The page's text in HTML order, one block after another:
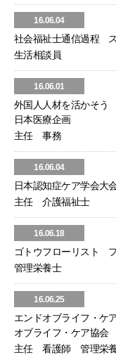
16.06.04
社会福祉士通信過程
生活相談員
16.06.01
外国人人材を活かそ
日本医療企画
主任 事務
16.06.04
日本認知症ケア学会大
主任 介護福祉士
16.06.18
ゴトウフローリスト
管理栄養士
16.06.25
エンドオブライフ・ケ
オブライフ・ケア協会
主任 看護師 管理栄